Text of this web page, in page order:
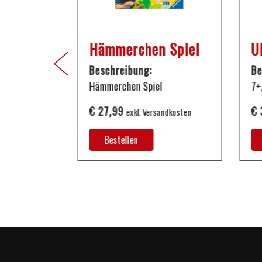
Hämmerchen Spiel
Beschreibung:
Hämmerchen Spiel
€ 27,99 exkl. Versandkosten
Bestellen
€